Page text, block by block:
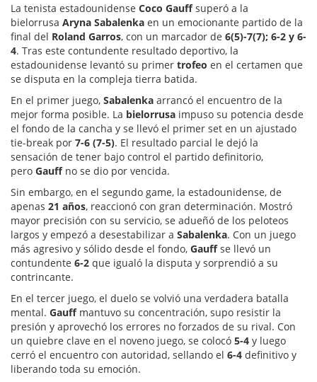
La tenista estadounidense Coco Gauffsuperó a la
bielorrusa Aryna Sabalenka en un emocionante partido de la
final del Roland Garros, con un marcador de 6(5)-7(7); 6-2 y 6-
4. Tras este contundente resultado deportivo, la
estadounidense levantó su primer trofeo en el certamen que
se disputa en la compleja tierra batida.
En el primer juego, Sabalenka arrancó el encuentro de la
mejor forma posible. La bielorrusa impuso su potencia desde
el fondo de la cancha y se llevó el primer set en un ajustado
tie-break por 7-6 (7-5). El resultado parcial le dejó la
sensación de tener bajo control el partido definitorio,
pero Gauffno se dio por vencida.
Sin embargo, en el segundo game, la estadounidense, de
apenas 21 años, reaccionó con gran determinación. Mostró
mayor precisión con su servicio, se adueñó de los peloteos
largos y empezó a desestabilizar a Sabalenka. Con un juego
más agresivo y sólido desde el fondo, Gauffse llevó un
contundente 6-2 que igualó la disputa y sorprendió a su
contrincante.
En el tercer juego, el duelo se volvió una verdadera batalla
mental. Gauffmantuvo su concentración, supo resistir la
presión y aprovechó los errores no forzados de su rival. Con
un quiebre clave en el noveno juego, se colocó 5-4 y luego
cerró el encuentro con autoridad, sellando el 6-4 definitivo y
liberando toda su emoción.